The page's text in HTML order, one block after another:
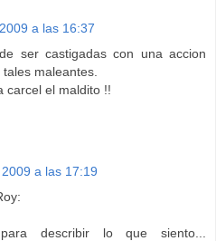
a las 16:37
ser castigadas con una accion
maleantes.
carcel el maldito !!
a las 17:19
describir lo que siento...